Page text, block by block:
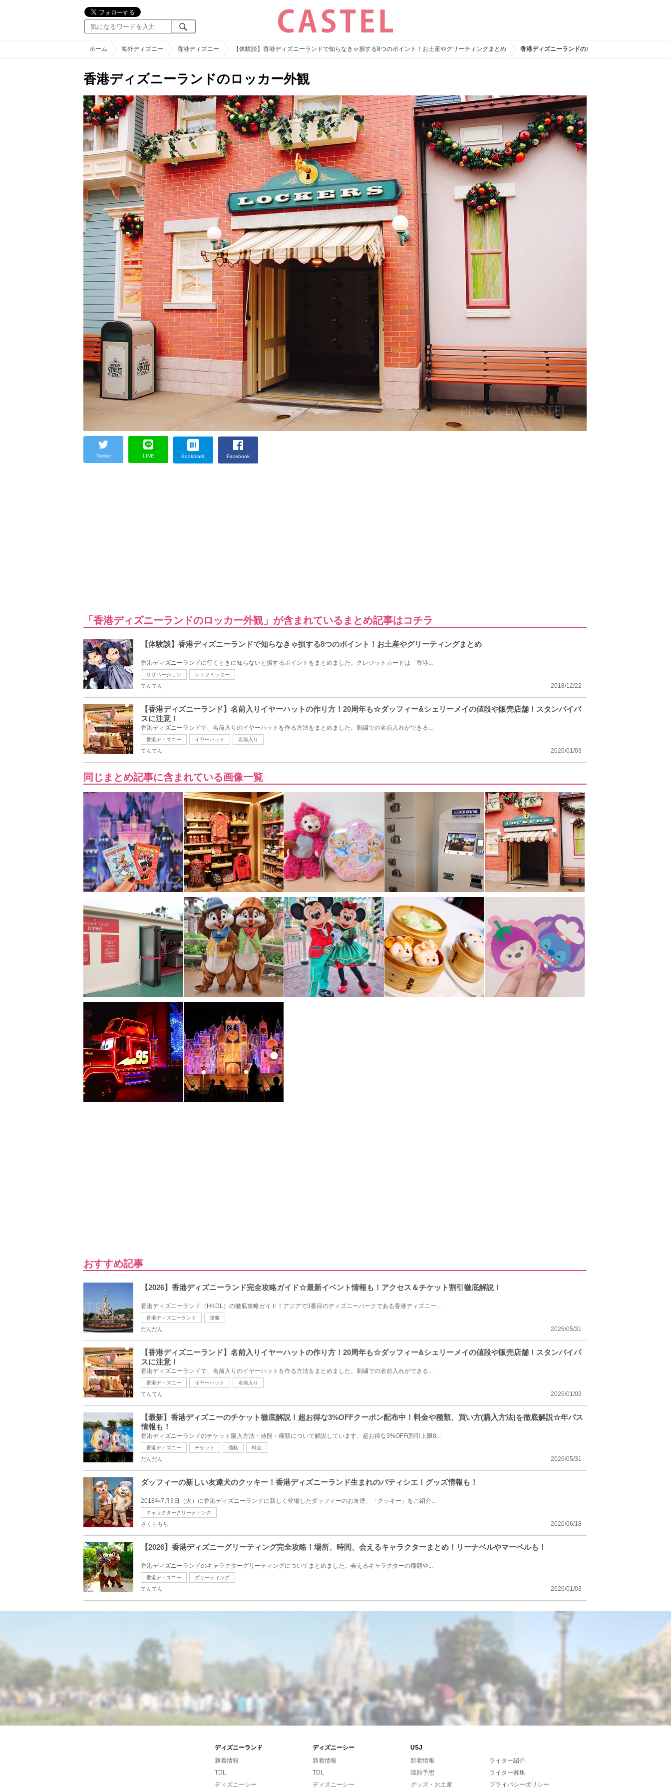
ホーム 海外ディズニー 香港ディズニー 【体験談】香港ディズニーランドで知らなきゃ損する8つのポイント！お土産やグリーティングまとめ 香港ディズニーランドのロッカー外観
香港ディズニーランドのロッカー外観
Twitter LINE Bookmark! Facebook
「香港ディズニーランドのロッカー外観」が含まれているまとめ記事はコチラ
【体験談】香港ディズニーランドで知らなきゃ損する8つのポイント！お土産やグリーティングまとめ
香港ディズニーランドに行くときに知らないと損するポイントをまとめました。クレジットカードは「香港...
リザベーション シェフミッキー
2018/12/22
てんてん
【香港ディズニーランド】名前入りイヤーハットの作り方！20周年も☆ダッフィー&シェリーメイの値段や販売店舗！スタンバイパ
スに注意！
香港ディズニーランドで、名前入りのイヤーハットを作る方法をまとめました。刺繍での名前入れができる...
香港ディズニー イヤーハット 名前入り
2026/01/03
てんてん
同じまとめ記事に含まれている画像一覧
おすすめ記事
【2026】香港ディズニーランド完全攻略ガイド☆最新イベント情報も！アクセス＆チケット割引徹底解説！
香港ディズニーランド（HKDL）の徹底攻略ガイド！アジアで3番目のディズニーパークである香港ディズニー...
香港ディズニーランド 攻略
2026/05/31
だんだん
【香港ディズニーランド】名前入りイヤーハットの作り方！20周年も☆ダッフィー&シェリーメイの値段や販売店舗！スタンバイパ
スに注意！
香港ディズニーランドで、名前入りのイヤーハットを作る方法をまとめました。刺繍での名前入れができる...
香港ディズニー イヤーハット 名前入り
2026/01/03
てんてん
【最新】香港ディズニーのチケット徹底解説！超お得な3%OFFクーポン配布中！料金や種類、買い方(購入方法)を徹底解説☆年パス
情報も！
香港ディズニーランドのチケット購⼊⽅法・値段・種類について解説しています。超お得な3%OFF(割引上限8...
香港ディズニー チケット 価格 料金
2026/05/31
だんだん
ダッフィーの新しい友達犬のクッキー！香港ディズニーランド生まれのパティシエ！グッズ情報も！
2018年7月3日（火）に香港ディズニーランドに新しく登場したダッフィーのお友達、「クッキー」をご紹介...
キャラクターグリーティング
2020/06/18
さくらもち
【2026】香港ディズニーグリーティング完全攻略！場所、時間、会えるキャラクターまとめ！リーナベルやマーベルも！
香港ディズニーランドのキャラクターグリーティングについてまとめました。会えるキャラクターの種類や...
香港ディズニー グリーティング
2026/01/03
てんてん
ディズニーランド ディズニーシー
USJ
新着情報
TDL
ディズニーシー
新着情報
TDL
ディズニーシー
新着情報
混雑予想
グッズ・お土産
ライター紹介
ライター募集
プライバシーポリシー